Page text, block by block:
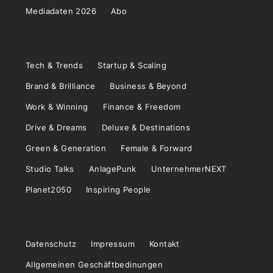
Mediadaten 2026 Abo
Tech & Trends Startup & Scaling
Brand & Brilliance Business & Beyond
Work & Winning Finance & Freedom
Drive & Dreams Deluxe & Destinations
Green & Generation Female & Forward
Studio Talks AnlagePunk UnternehmerNEXT
Planet2050 Inspiring People
Datenschutz Impressum Kontakt
Allgemeinen Geschäftbedinungen